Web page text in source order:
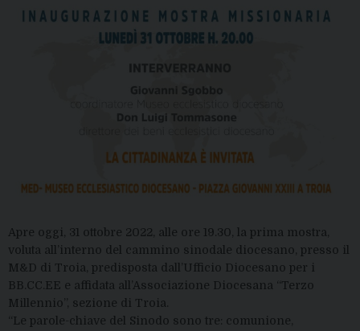
Apre oggi, 31 ottobre 2022, alle ore 19.30, la prima mostra,
voluta all’interno del cammino sinodale diocesano, presso il
M&D di Troia, predisposta dall’Ufficio Diocesano per i
BB.CC.EE e affidata all’Associazione Diocesana “Terzo
Millennio”, sezione di Troia.
“Le parole-chiave del Sinodo sono tre: comunione,